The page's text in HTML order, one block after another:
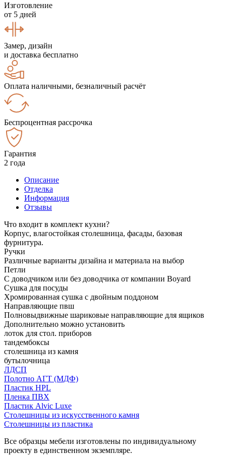
Изготовление
от 5 дней
Замер, дизайн
и доставка бесплатно
Оплата наличными, безналичный расчёт
Беспроцентная рассрочка
Гарантия
2 года
Описание
Отделка
Информация
Отзывы
Что входит в комплект кухни?
Корпус, влагостойкая столешница, фасады, базовая
фурнитура.
Ручки
Различные варианты дизайна и материала на выбор
Петли
С доводчиком или без доводчика от компании Boyard
Сушка для посуды
Хромированная сушка с двойным поддоном
Направляющие пвш
Полновыдвижные шариковые направляющие для ящиков
Дополнительно можно установить
лоток для стол. приборов
тандембоксы
столешница из камня
бутылочница
ЛДСП
Полотно АГТ (МДФ)
Пластик HPL
Пленка ПВХ
Пластик Alvic Luxe
Столешницы из искусственного камня
Столешницы из пластика
Все образцы мебели изготовлены по индивидуальному
проекту в единственном экземпляре.